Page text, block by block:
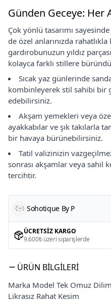
Günden Geceye: Her
Çok yönlü tasarımı
de özel anlarınızda
gardırobunuzun yıldız
kolayca farklı stillere
Sıcak yaz günlerinde
kombinleyerek stil sahibi bir
edebilirsiniz.
Akşam yemekleri veya
ayakkabılar ve şık takılarla
bir havaya bürünebilirsiniz.
Tatil valizinizin
sonrası akşamlar veya sahil
tercihtir.
Sohotique By P
ÜCRETSIZ KARGO
9.600₺ üzeri siparişlerde
ÜRÜN BILGILERI
Marka Model Tek Omuz
Likrasız Rahat Kesim